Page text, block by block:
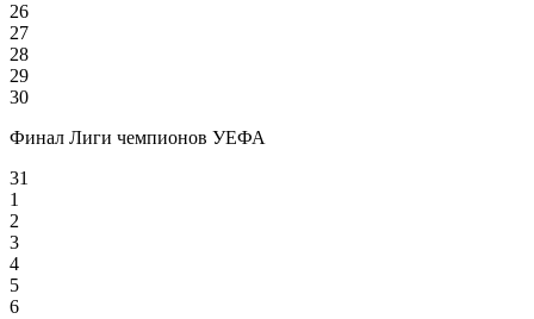
26
27
28
29
30
Финал Лиги чемпионов УЕФА
31
1
2
3
4
5
6